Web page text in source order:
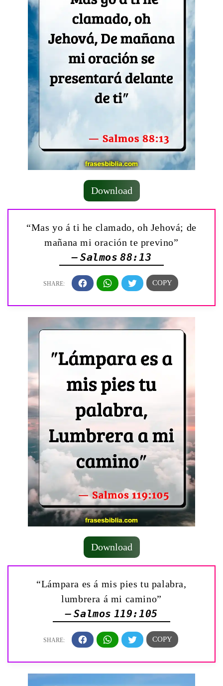
Download
“Mas yo á ti he clamado, oh Jehová; de
mañana mi oración te previno”
— Salmos 88:13
Download
“Lámpara es á mis pies tu palabra,
lumbrera á mi camino”
— Salmos 119:105